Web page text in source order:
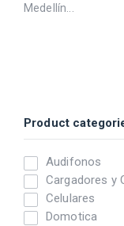
Product
Audifonos
Cargadores y
Celulares
Domotica
Medellín...